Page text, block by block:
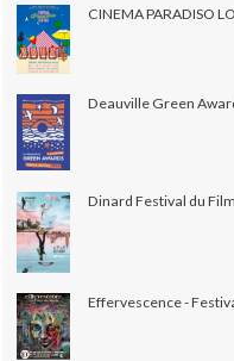
CINEMA PARADISO
Deauville Green
Dinard Festival du
Effervescence -